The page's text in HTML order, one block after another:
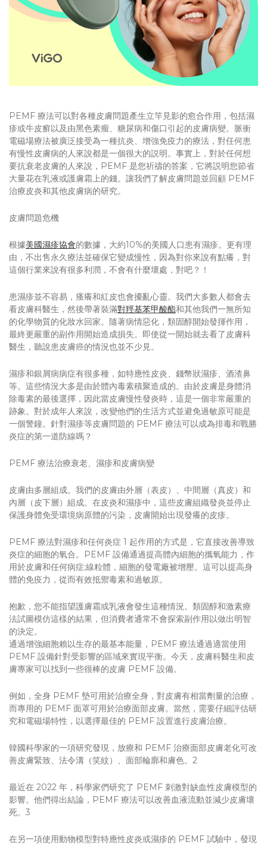
PEMF 療法可以對各種皮膚問題產生立竿見影的愈合作用，包括濕
疹或牛皮癬以及由黑色素瘤、糖尿病和傷口引起的皮膚病變。脈衝
電磁場療法被廣泛接受為一種抗炎、增強免疫力的療法，對任何患
有慢性皮膚病的人來說都是一個很大的説明。事實上，對於任何想
要抗衰老皮膚的人來說，PEMF 是您祈禱的答案，它將説明您節省
大量花在乳液或護膚霜上的錢。讓我們了解皮膚問題並回顧 PEMF
治療皮炎和其他皮膚病的研究。
皮膚問題危機
根據美國濕疹協會的數據，大約10%的美國人口患有濕疹。更有理
由，不出售永久療法並確保它變成慢性，因為對你來說有點癢，對
這個行業來說有很多利潤，不會有什麼壞處，對吧？！
患濕疹並不容易，瘙癢和紅皮也會擾亂心靈。我們大多數人都會去
看皮膚科醫生，然後帶著裝滿對羥基苯甲酸酯和其他我們一無所知
的化學物質的化妝水回家。隨著病情惡化，類固醇開始發揮作用，
最終更嚴重的副作用開始造成損失。即使從一開始就去看了皮膚科
醫生，聽說患皮膚癌的情況也並不少見。
濕疹和銀屑病病症有很多種，如特應性皮炎、錢幣狀濕疹、酒渣鼻
等。這些情況大多是由於體內毒素積聚造成的。由於皮膚是身體消
除毒素的最後選擇，因此當皮膚慢性發炎時，這是一個非常嚴重的
跡象。對於成年人來說，改變他們的生活方式並避免過敏原可能是
一個警鐘。針對濕疹等皮膚問題的 PEMF 療法可以成為排毒和戰勝
炎症的第一道防線嗎？
PEMF 療法治療衰老、濕疹和皮膚病變
皮膚由多層組成。我們的皮膚由外層（表皮）、中間層（真皮）和
內層（皮下層）組成。在皮炎和濕疹中，這些皮膚組織發炎並停止
保護身體免受環境病原體的污染，皮膚開始出現發癢的皮疹。
PEMF 療法對濕疹和任何炎症 1 起作用的方式是，它直接改善導致
炎症的細胞的氧合。PEMF 設備通過提高體內細胞的攜氧能力，作
用於皮膚和任何病症;線粒體，細胞的發電廠被增壓。這可以提高身
體的免疫力，從而有效抵禦毒素和過敏原。
抱歉，您不能指望護膚霜或乳液會發生這種情況。類固醇和激素療
法試圖模仿這樣的結果，但消費者通常不會探索副作用以做出明智
的決定。
通過增強細胞賴以生存的最基本能量，PEMF 療法通過適當使用
PEMF 設備針對受影響的區域來實現平衡。今天，皮膚科醫生和皮
膚專家可以找到一些很棒的皮膚 PEMF 設備。
例如，全身 PEMF 墊可用於治療全身，對皮膚有相當劑量的治療，
而專用的 PEMF 面罩可用於治療面部皮膚。當然，需要仔細評估研
究和電磁場特性，以選擇最佳的 PEMF 設置進行皮膚治療。
韓國科學家的一項研究發現，放療和 PEMF 治療面部皮膚老化可改
善皮膚緊致、法令溝（笑紋）、面部輪廓和膚色。2
最近在 2022 年，科學家們研究了 PEMF 刺激對缺血性皮膚模型的
影響。他們得出結論，PEMF 療法可以改善血液流動並減少皮膚壞
死。3
在另一項使用動物模型對特應性皮炎或濕疹的 PEMF 試驗中，發現